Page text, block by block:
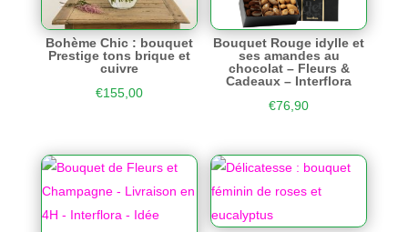
Bohème Chic : bouquet
Prestige tons brique et
cuivre
€155,00
Bouquet Rouge idylle et
ses amandes au
chocolat – Fleurs &
Cadeaux – Interflora
€76,90